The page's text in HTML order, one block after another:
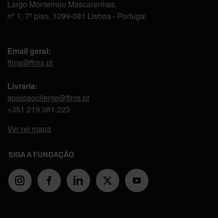
Largo Monterroio Mascarenhas,
nº 1, 7º piso, 1099-081 Lisboa - Portugal
Email geral:
ffms@ffms.pt
Livraria:
apoioaocliente@ffms.pt
+351 219 381 223
Ver no mapa
SIGA A FUNDAÇÃO